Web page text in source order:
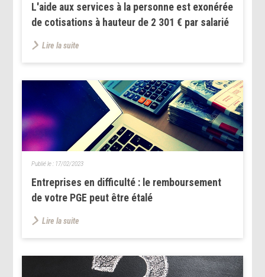
L'aide aux services à la personne est exonérée
de cotisations à hauteur de 2 301 € par salarié
Lire la suite
Entreprises en difficulté : le remboursement
de votre PGE peut être étalé
Publié le : 17/02/2023
Lire la suite